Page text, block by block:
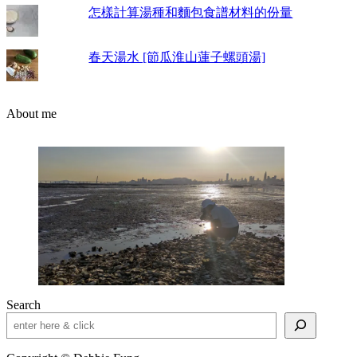
怎樣計算湯種和麵包食譜材料的份量
春天湯水 [節瓜淮山蓮子螺頭湯]
About me
Search